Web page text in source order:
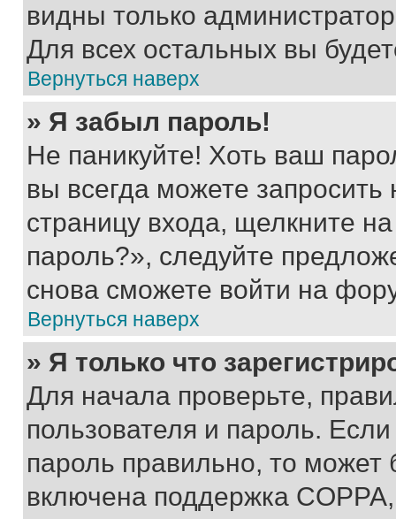
видны только
Для всех остальных вы
Вернуться наверх
» Я забыл пароль!
Не паникуйте! Хоть ваш
вы всегда можете
страницу входа, щелкните
пароль?», следуйте
снова сможете войти на
Вернуться наверх
» Я только что
Для начала проверьте,
пользователя и пароль.
пароль правильно, то может
включена поддержка